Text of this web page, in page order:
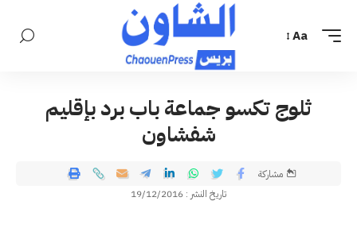
Aa
ثلوج تكسو جماعة باب برد بإقليم
شفشاون
تاريخ النشر : 19/12/2016
مشاركة